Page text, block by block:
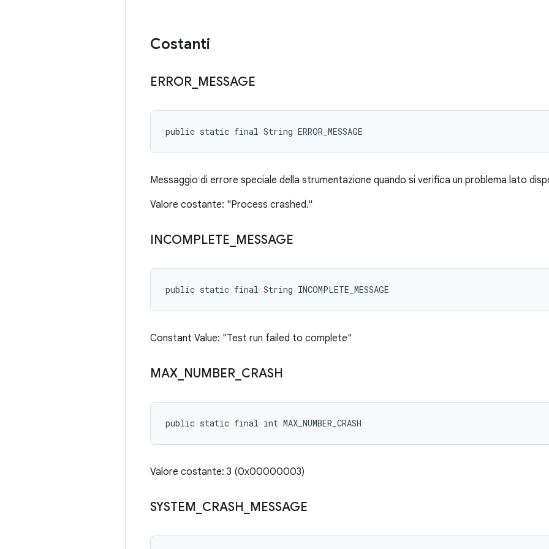
Costanti
ERROR MESSAGE
public static final String ERROR_MESSAGE
Messaggio di errore speciale della strumentazione quando si verifica un problema lato
Valore costante: "Process crashed."
INCOMPLETE MESSAGE
public static final String INCOMPLETE_MESSAGE
Constant Value: "Test run failed to complete"
MAX NUMBER CRASH
public static final int MAX_NUMBER_CRASH
Valore costante: 3 (0x00000003)
SYSTEM CRASH MESSAGE